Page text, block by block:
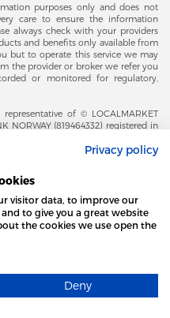
purposes only and does not
care to ensure the information
always check with your providers
and benefits only available from
but to operate this service we may
the provider or broker we refer you
or monitored for regulatory,
of © LOCALMARKET
NORWAY (819464332) registered in
Services and Markets Authority,
Conduct Authority. Head
– Skøyen. Post Adresse: Postboks
Office Contact: +
GROUP ™.
|
by
PLIKI
WIĘCEJ
Privacy policy
visitor data, to improve our
to give you a great website
the cookies we use open the
Deny